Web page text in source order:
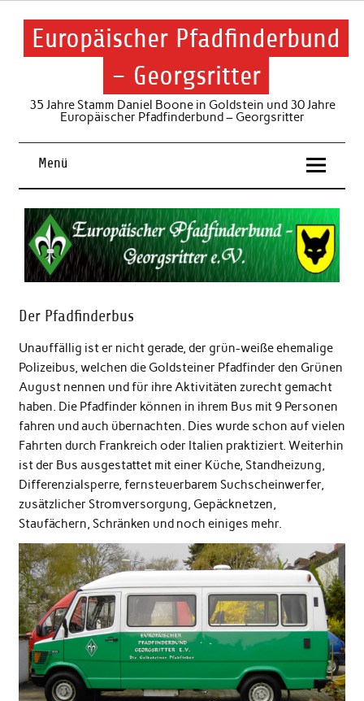
Skip
contentEuropäischer Pfadfinderbund
– Georgsritter
35 Jahre Stamm Daniel Boone in Goldstein und 30 Jahre
Europäischer Pfadfinderbund – Georgsritter
Menü
Der Pfadfinderbus
Unauffällig ist er nicht gerade, der grün-weiße ehemalige
Polizeibus, welchen die Goldsteiner Pfadfinder den Grünen
August nennen und für ihre Aktivitäten zurecht gemacht
haben. Die Pfadfinder können in ihrem Bus mit 9 Personen
fahren und auch übernachten. Dies wurde schon auf vielen
Fahrten durch Frankreich oder Italien praktiziert. Weiterhin
ist der Bus ausgestattet mit einer Küche, Standheizung,
Differenzialsperre, fernsteuerbarem Suchscheinwerfer,
zusätzlicher Stromversorgung, Gepäcknetzen,
Staufächern, Schränken und noch einiges mehr.